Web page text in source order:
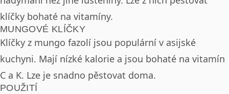
klíčky bohaté na vitamíny.
MUNGOVÉ KLÍČKY
Klíčky z mungo fazolí jsou populární v asijské
kuchyni. Mají nízké kalorie a jsou bohaté na vitamín
C a K. Lze je snadno pěstovat doma.
POUŽITÍ